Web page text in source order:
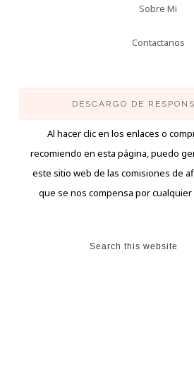
Sobre Mi
Contactanos
DESCARGO DE
Al hacer clic en los enlaces o
recomiendo en esta página, puedo
este sitio web de las comisiones de
que se nos compensa por